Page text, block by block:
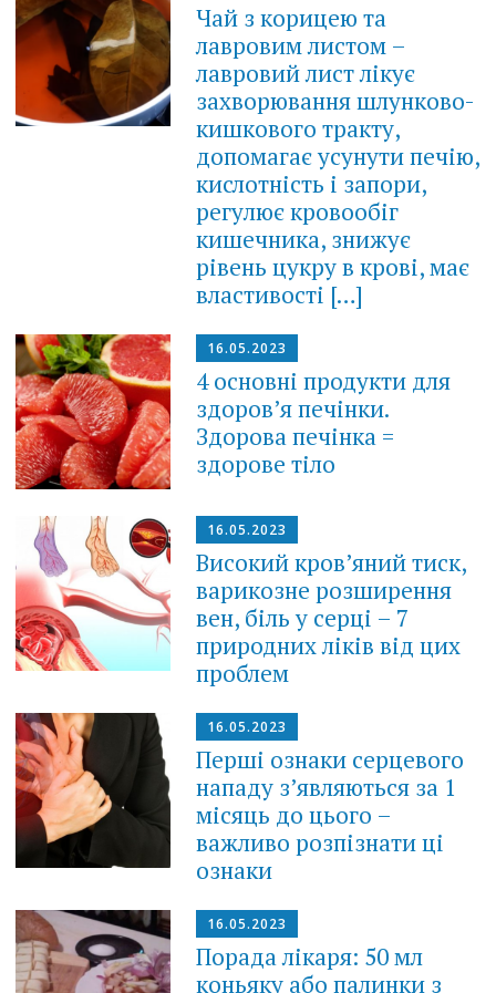
Чай з корицею та
лавровим листом –
лавровий лист лікує
захворювання шлунково-
кишкового тракту,
допомагає усунути печію,
кислотність і запори,
регулює кровообіг
кишечника, знижує
рівень цукру в крові, має
властивості […]
16.05.2023
4 основні продукти для
здоров’я печінки.
Здорова печінка =
здорове тіло
16.05.2023
Високий кров’яний тиск,
варикозне розширення
вен, біль у серці – 7
природних ліків від цих
проблем
16.05.2023
Перші ознаки серцевого
нападу з’являються за 1
місяць до цього –
важливо розпізнати ці
ознаки
16.05.2023
Порада лікаря: 50 мл
коньяку або палинки з